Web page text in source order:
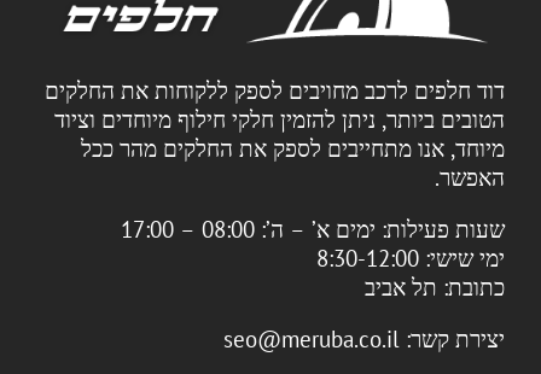
דוד חלפים לרכב מחויבים לספק ללקוחות את החלקים
הטובים ביותר, ניתן להזמין חלקי חילוף מיוחדים וציוד
מיוחד, אנו מתחייבים לספק את החלקים מהר ככל
האפשר.
שעות פעילות: ימים א’ – ה’: 08:00 – 17:00
ימי שישי: 8:30-12:00
כתובת: תל אביב
יצירת קשר: seo@meruba.co.il